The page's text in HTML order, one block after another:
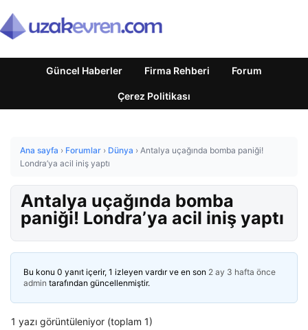
Güncel Haberler Firma Rehberi Forum
Çerez Politikası
Ana sayfa › Forumlar › Dünya › Antalya uçağında bomba paniği!
Londra’ya acil iniş yaptı
Antalya uçağında bomba
paniği! Londra’ya acil iniş yaptı
Bu konu 0 yanıt içerir, 1 izleyen vardır ve en son 2 ay 3 hafta önce
admin tarafından güncellenmiştir.
1 yazı görüntüleniyor (toplam 1)